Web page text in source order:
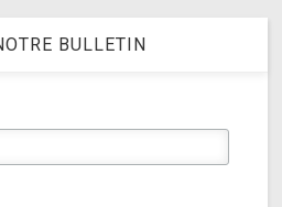
BULLETIN